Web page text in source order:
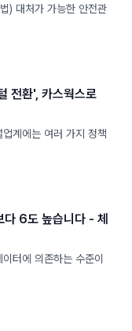
) 대처가 가능한 안전관
전환', 카스웍스로
계에는 여러 가지 정책
6도 높습니다 - 체
터에 의존하는 수준이